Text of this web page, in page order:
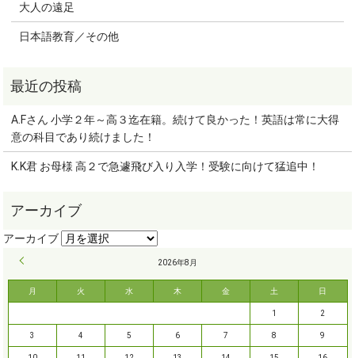
大人の遠足
日本語教育／その他
A.Fさん 小学２年～高３迄在籍。続けて良かった！英語は常に大得
意の科目であり続けました！
K.K君 お母様 高２で急遽飛び入り入学！受験に向けて猛追中！
2026年8月
月 火 水 木 金 土 日
1 2
3 4 5 6 7 8 9